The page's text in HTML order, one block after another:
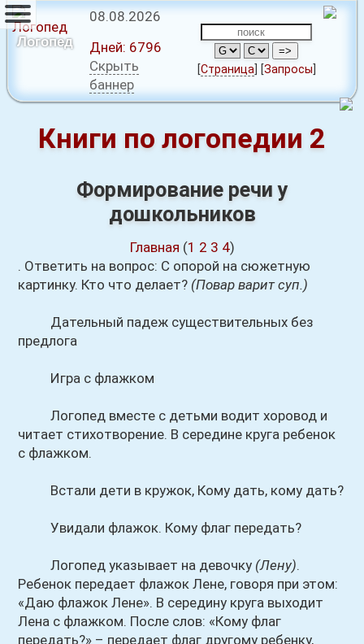
Логопед
08.08.2026
Дней: 6796
Скрыть
баннер
[Страница [Запросы
Книги по логопедии 2
Формирование речи у
дошкольников
Главная (1 2 3 4)
. Ответить на вопрос: С опорой на сюжетную
картинку. Кто что делает? (Повар варит суп.)
Дательный падеж существительных без
предлога
Игра с флажком
Логопед вместе с детьми водит хоровод и
читает стихотворение. В середине круга ребенок
с флажком.
Встали дети в кружок, Кому дать, кому дать?
Увидали флажок. Кому флаг передать?
Логопед указывает на девочку (Лену).
Ребенок передает флажок Лене, говоря при этом:
«Даю флажок Лене». В середину круга выходит
Лена с флажком. После слов: «Кому флаг
передать?» – передает флаг другому ребенку,